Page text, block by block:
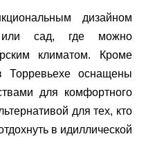
дизайном
или сад, где можно
климатом. Кроме
Торревьехе оснащены
для комфортного
для тех, кто
в идиллической